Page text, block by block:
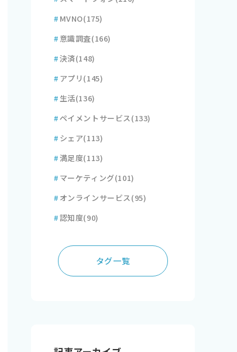
# MVNO(175)
# 意識調査(166)
#決済(148)
# アプリ(145)
# 生活(136)
#ペイメントサービス(133)
# シェア(113)
#満足度(113)
# マーケティング(101)
# オンラインサービス(95)
#認知度(90)
タグ一覧